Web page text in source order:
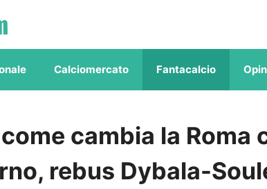
Calciomercato Fantacalcio
cambia la Roma
rebus Dybala-